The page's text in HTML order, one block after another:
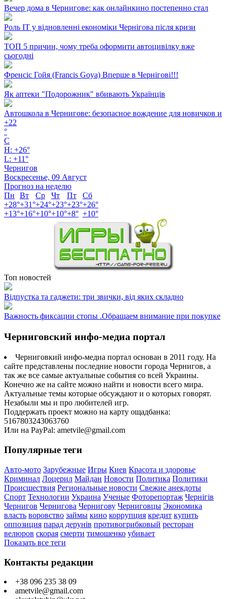
Вечер дома в Чернигове: как онлайнкино постепенно стал
Роль ІТ у відновленні економіки Чернігова після кризи
ТОП 5 причин, чому треба оформити автоцивілку вже
сьогодні
Френсіс Гойя (Francis Goya) Вперше в Чернігові!!!
Як аптеки "Подорожник" вбивають Українців
Автошкола в Чернигове: безопасное вождение для новичков и
+22
°
C
H: +26°
L: +11°
Чернигов
Воскресенье, 09 Август
Прогноз на неделю
Пн
Вт Ср Чт Пт
Сб
+28°+31°+24°+23°+23°+26°
+13°+16°+10°+10°+8° +10°
Топ новостей
Відпустка та гаджети: три звички, від яких складно
Важность фиксации стопы .Обращаем внимание при покупке
Черниговский инфо-медиа портал
Черниговкий инфо-медиа портал основан в 2011 году. На
сайте представлены последние новости города Чернигов, а
так же все самые актуальные события со всей Украины.
Конечно же на сайте можно найти и новости всего мира.
Актуальные темы которые обсуждают и о которых говорят.
Незабыли мы и про любителей игр.
Поддержать проект можно на карту ощадбанка:
5167803243063760
Или на PayPal: ametvile@gmail.com
Популярные теги
Авто-мото Зарубежные Игры Киев Красота и здоровье
Криминал Лоцерил Майдан Новости Политика Политики
Происшествия Региональные новости Свежие анекдоты
Спорт Технологии Украина Ученые Фоторепортаж Чернігів
Чернигов Чернигова Чернигову Черниговцы Экономика
власть воровство займы кино коррупция кредит купить
оппозиция парад дерунів противогрибковый ресторан
велюров скорая смерти тимошенко убивает
Показать все теги
Контакты редакции
+38 096 235 38 09
ametvile@gmail.com